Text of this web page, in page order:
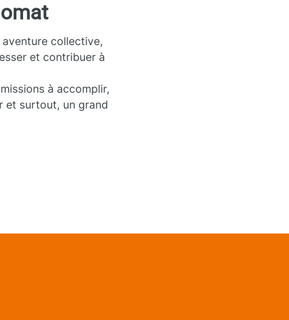
aventure collective,
et contribuer à
à accomplir,
et surtout, un grand